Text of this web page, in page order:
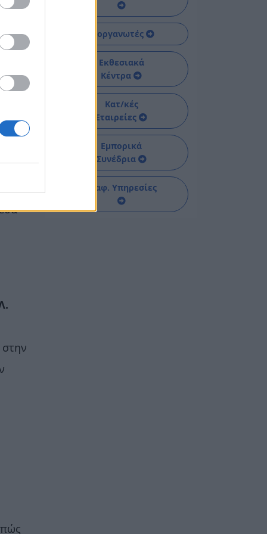
Διοργανωτές
Εκθεσιακά
Κέντρα
Κατ/κές
Εταιρείες
Εμπορικά
Συνέδρια
Διαφ. Υπηρεσίες